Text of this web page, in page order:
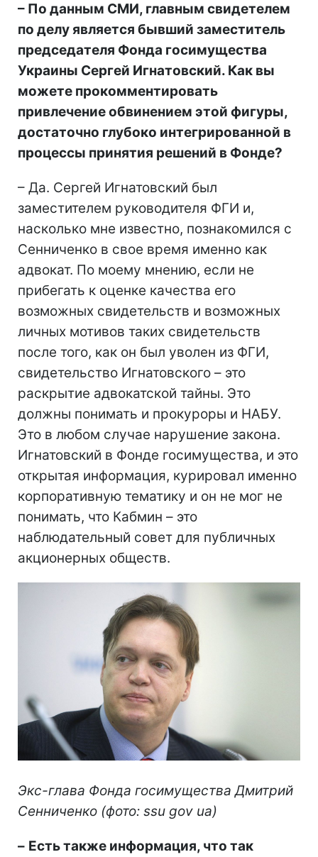
– По данным СМИ, главным свидетелем
по делу является бывший заместитель
председателя Фонда госимущества
Украины Сергей Игнатовский. Как вы
можете прокомментировать
привлечение обвинением этой фигуры,
достаточно глубоко интегрированной в
процессы принятия решений в Фонде?
– Да. Сергей Игнатовский был
заместителем руководителя ФГИ и,
насколько мне известно, познакомился с
Сенниченко в свое время именно как
адвокат. По моему мнению, если не
прибегать к оценке качества его
возможных свидетельств и возможных
личных мотивов таких свидетельств
после того, как он был уволен из ФГИ,
свидетельство Игнатовского – это
раскрытие адвокатской тайны. Это
должны понимать и прокуроры и НАБУ.
Это в любом случае нарушение закона.
Игнатовский в Фонде госимущества, и это
открытая информация, курировал именно
корпоративную тематику и он не мог не
понимать, что Кабмин – это
наблюдательный совет для публичных
акционерных обществ.
Экс-глава Фонда госимущества Дмитрий
Сенниченко (фото: ssu gov ua)
– Есть также информация, что так